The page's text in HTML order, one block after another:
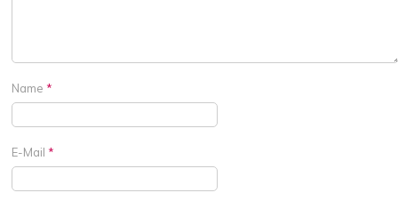
Name *
E-Mail *